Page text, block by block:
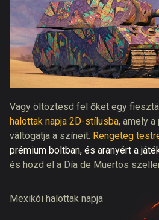
Vagy öltöztesd fel őket egy
halottak napja 2D-stílusba, amely
váltogatja a színeit. Rengeteg
prémium boltban, és aranyért a
és hozd el a Día de Muertos
Mexikói halottak napja